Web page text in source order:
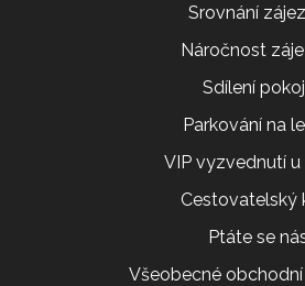
Srovnání
Náročnost
Sdílení
Parkování na
VIP vyzvednutí
Cestovatelský
Ptáte se
Všeobecné